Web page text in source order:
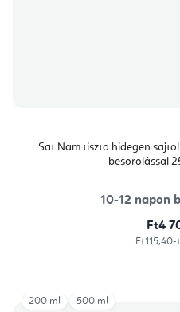
Sat Nam tiszta hidegen
besorolással
10-12 napon
Ft4
Egységár:
200 ml 500 ml